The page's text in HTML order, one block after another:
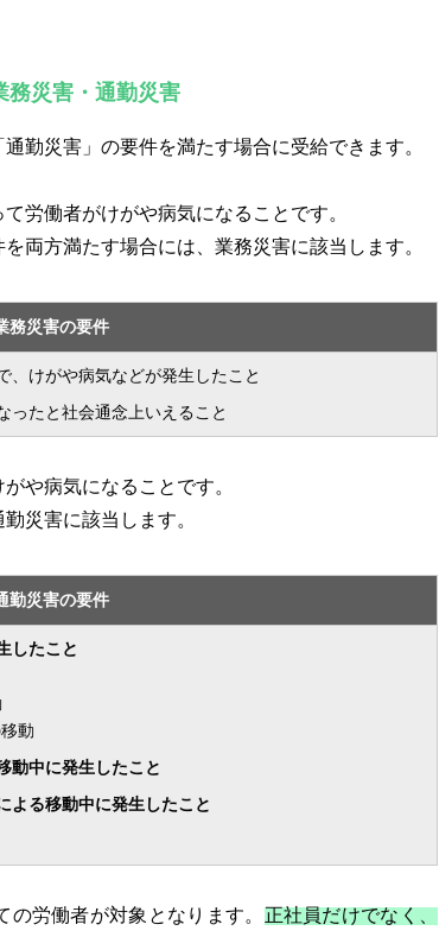
務災害・通勤災害
勤災害」の要件を満たす場合に受給できます。
労働者がけがや病気になることです。
両方満たす場合には、業務災害に該当します。
務災害の要件
、けがや病気などが発生したこと
ったと社会通念上いえること
や病気になることです。
災害に該当します。
勤災害の要件
したこと
動
動中に発生したこと
る移動中に発生したこと
労働者が対象となります。
正社員だけでなく、